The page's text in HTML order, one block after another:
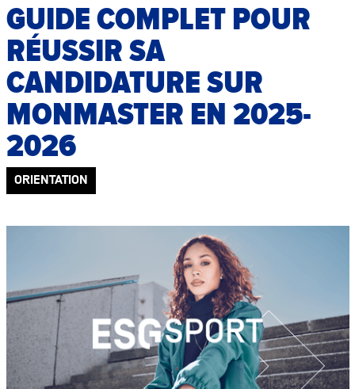
GUIDE COMPLET POUR
RÉUSSIR SA
CANDIDATURE SUR
MONMASTER EN 2025-
2026
ORIENTATION